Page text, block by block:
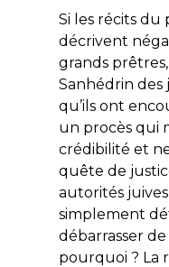
Si les récits du
décrivent
grands
Sanhédrin des
qu’ils ont
un procès qui
crédibilité et
quête de
autorités
simplement
débarrasser de
pourquoi ? La